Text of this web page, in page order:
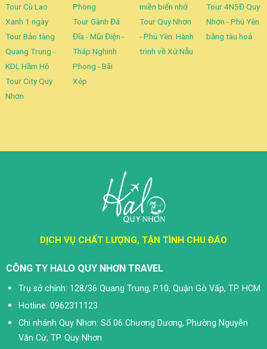
Tour Cù Lao
Xanh 1 ngày
Tour Bảo tàng
Quang Trung -
KDL Hầm Hô
Tour City Quy
Nhơn
Phong
Tour Gành Đá
Đĩa - Mũi Điện -
Tháp Nghinh
Phong - Bãi
Xép
miền biển nhớ
Tour Quy Nhơn
- Phú Yên: Hành
trình về Xứ Nẫu
Tour 4N5Đ Quy
Nhơn - Phú Yên
bằng tàu hoả
DỊCH VỤ CHẤT LƯỢNG, TẬN TÌNH CHU ĐÁO
CÔNG TY HALO QUY NHƠN TRAVEL
Trụ sở chính: 128/36 Quang Trung, P.10, Quận Gò Vấp, TP. HCM
Hotline: 0962311123
Chi nhánh Quy Nhơn: Số 06 Chương Dương, Phường Nguyễn
Văn Cừ, TP. Quy Nhơn